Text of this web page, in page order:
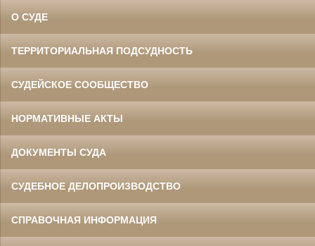
О СУДЕ
ТЕРРИТОРИАЛЬНАЯ ПОДСУДНОСТЬ
СУДЕЙСКОЕ СООБЩЕСТВО
НОРМАТИВНЫЕ АКТЫ
ДОКУМЕНТЫ СУДА
СУДЕБНОЕ ДЕЛОПРОИЗВОДСТВО
СПРАВОЧНАЯ ИНФОРМАЦИЯ